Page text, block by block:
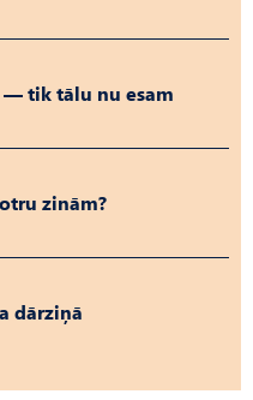
— tik tālu nu esam
zinām?
dārziņā